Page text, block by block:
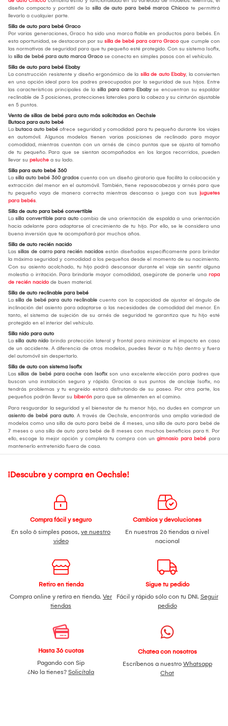
diseño compacto y portátil de la silla de auto para bebé marca Chicco te permitirá
llevarlo a cualquier parte.
Silla de auto para bebé Graco
Por varias generaciones, Graco ha sido una marca fiable en productos para bebés. En
esta oportunidad, se destacaron por su silla de bebé para carro Graco que cumple con
las normativas de seguridad para que tu pequeño esté protegido. Con su sistema Isofix,
la silla de bebé para auto marca Graco se conecta en simples pasos con el vehículo.
Silla de auto para bebé Ebaby
La construcción resistente y diseño ergonómico de la silla de auto Ebaby, la convierten
en una opción ideal para los padres preocupados por la seguridad de sus hijos. Entre
las características principales de la silla para carro Ebabyse encuentran su espaldar
reclinable de 3 posiciones, protecciones laterales para la cabeza y su cinturón ajustable
en 5 puntos.
Venta de sillas de bebé para auto más solicitadas en Oechsle
Butaca para auto bebé
La butaca auto bebé ofrece seguridad y comodidad para tu pequeño durante los viajes
en automóvil. Algunos modelos tienen varias posiciones de reclinado para mayor
comodidad, mientras cuentan con un arnés de cinco puntas que se ajusta al tamaño
de tu pequeño. Para que se sientan acompañados en los largos recorridos, pueden
llevar su peluche a su lado.
Silla para auto bebé 360
La silla auto bebé 360 grados cuenta con un diseño giratorio que facilita la colocación y
extracción del menor en el automóvil. También, tiene reposacabezas y arnés para que
tu pequeño vaya de manera correcta mientras descansa o juega con sus juguetes
para bebés.
Silla de auto para bebé convertible
La silla convertible para auto cambia de una orientación de espalda a una orientación
hacia adelante para adaptarse al crecimiento de tu hijo. Por ello, se le considera una
buena inversión que te acompañará por muchos años.
Silla de auto recién nacido
Las sillas de carro para recién nacidos están diseñadas específicamente para brindar
la máxima seguridad y comodidad a los pequeños desde el momento de su nacimiento.
Con su asiento acolchado, tu hijo podrá descansar durante el viaje sin sentir alguna
molestia o irritación. Para brindarle mayor comodidad, asegúrate de ponerle una ropa
de recién nacido de buen material.
Silla de auto reclinable para bebé
La silla de bebé para auto reclinable cuenta con la capacidad de ajustar el ángulo de
inclinación del asiento para adaptarse a las necesidades de comodidad del menor. En
tanto, el sistema de sujeción de su arnés de seguridad te garantiza que tu hijo esté
protegido en el interior del vehículo.
Silla nido para auto
La silla auto nido brinda protección lateral y frontal para minimizar el impacto en caso
de un accidente. A diferencia de otros modelos, puedes llevar a tu hijo dentro y fuera
del automóvil sin despertarlo.
Silla de auto con sistema Isofix
Las sillas de bebé para coche con Isofix son una excelente elección para padres que
buscan una instalación segura y rápida. Gracias a sus puntos de anclaje Isofix, no
tendrás problemas y tu engreído estará disfrutando de su paseo. Por otra parte, los
pequeños podrán llevar su biberón para que se alimenten en el camino.
Para resguardar la seguridad y el bienestar de tu menor hijo, no dudes en comprar un
asiento de bebé para auto. A través de Oechsle, encontrarás una amplia variedad de
modelos como una silla de auto para bebé de 4 meses, una silla de auto para bebé de
7 meses o una silla de auto para bebé de 8 meses con muchos beneficios para ti. Por
ello, escoge la mejor opción y completa tu compra con un gimnasio para bebé para
mantenerlo entretenido fuera de casa.
¡Descubre y compra en Oechsle!
Compra fácil y seguro
En solo 6 simples pasos, ve nuestro
video
Cambios y devoluciones
En nuestras 26 tiendas a nivel
nacional
Retiro en tienda
Compra online y retira en tienda. Ver
tiendas
Sigue tu pedido
Fácil y rápido sólo con tu DNI. Seguir
pedido
Hasta 36 cuotas
Pagando con Sip
¿No la tienes? Solicítala
Chatea con nosotros
Escríbenos a nuestro Whatsapp
Chat